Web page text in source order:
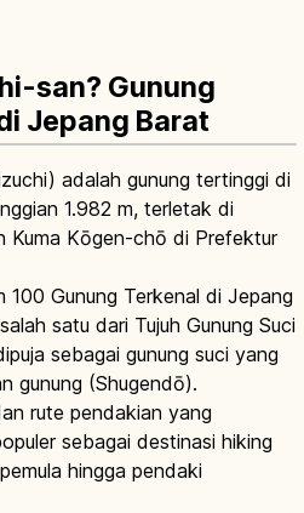
san? Gunung
Jepang Barat
adalah gunung tertinggi di
1.982 m, terletak di
Kuma Kōgen-chō di Prefektur
100 Gunung Terkenal di Jepang
satu dari Tujuh Gunung Suci
sebagai gunung suci yang
gunung (Shugendō).
rute pendakian yang
sebagai destinasi hiking
hingga pendaki